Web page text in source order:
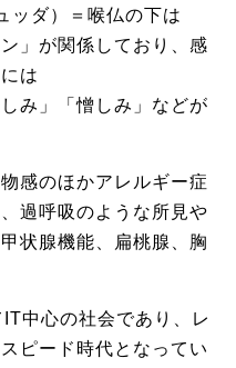
ッダ）＝喉仏の下は
」が関係しており、感
は
み」「憎しみ」などが
感のほかアレルギー症
過呼吸のような所見や
状腺機能、扁桃腺、胸
中心の社会であり、レ
ピード時代となってい